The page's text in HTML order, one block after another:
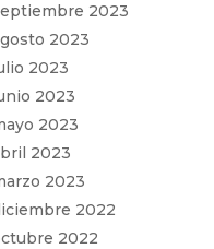
2023
2023
2023
2023
2023
2023
2023
2022
2022